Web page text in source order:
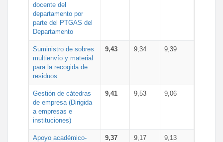
docente del
departamento por
parte del PTGAS del
Departamento
Suministro de sobres
multienvío y material
para la recogida de
residuos
9,43 9,34 9,39
Gestión de cátedras
de empresa (Dirigida
a empresas e
instituciones)
9,41 9,53 9,06
Apoyo académico-
9,37 9,17 9,13